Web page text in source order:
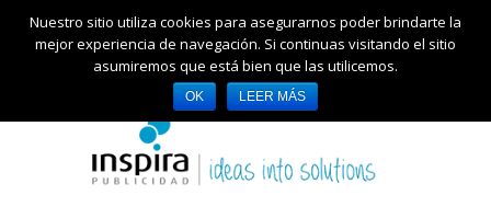
Nuestro sitio utiliza cookies para asegurarnos poder brindarte la
mejor experiencia de navegación. Si continuas visitando el sitio
asumiremos que está bien que las utilicemos.
OK LEER MÁS